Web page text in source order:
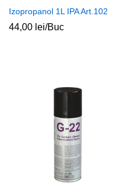
Izopropanol 1L IPA Art.102
44,00 lei/Buc